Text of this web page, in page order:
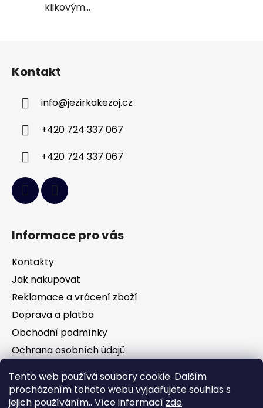
Tento web používá soubory cookie. Dalším
procházením tohoto webu vyjadřujete souhlas s
jejich používáním.. Více informací zde.
klikovým...
Kontakt
info@jezirkakezoj.cz
+420 724 337 067
+420 724 337 067
Informace pro vás
Kontakty
Jak nakupovat
Reklamace a vrácení zboží
Doprava a platba
Obchodní podmínky
Ochrana osobních údajů
Facebook